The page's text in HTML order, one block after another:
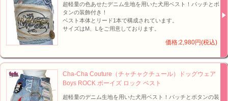
超軽量の色あせたデニム生地を用いた犬用ベスト！パッチとボ
タンの装飾付き！
ベスト本体とリード1本で構成されています。
サイズはM、Lをご用意しております。
価格:2,980円(税込)
Cha-Cha Couture（チャチャクチュール）ドッグウェア
Boys ROCK ボーイズ ロック ベスト
超軽量のデニム生地を用いた犬用ベスト！パッチとボタンの装